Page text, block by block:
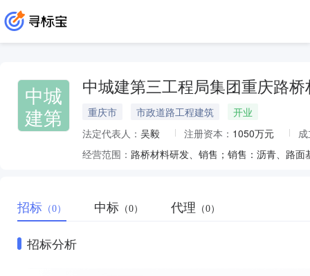
中城
建第
中城建第三工程局集团重庆路
重庆市 市政道路工程建筑
开业
法定代表人： 吴毅 注册资本： 1050万元
经营范围：
招标 （0） 中标 （0） 代理 （0）
招标分析